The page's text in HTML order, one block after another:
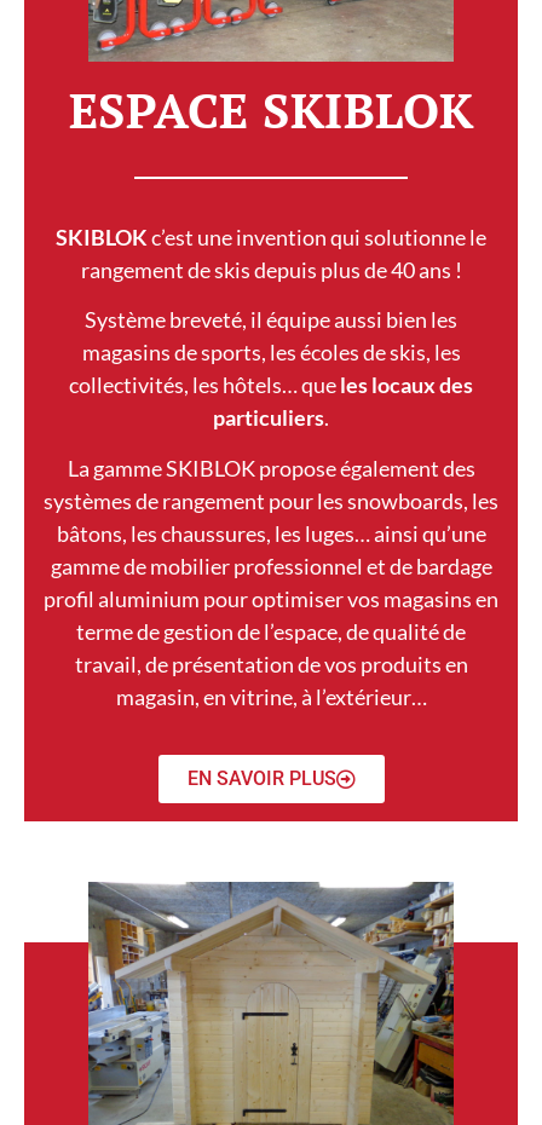
ESPACE SKIBLOK
SKIBLOKc’est une invention qui solutionne le
rangement de skis depuis plus de 40 ans !
Système breveté, il équipe aussi bien les
magasins de sports, les écoles de skis, les
collectivités, les hôtels… queles locauxdes
particuliers.
La gamme SKIBLOK propose également des
systèmes de rangement pour les snowboards, les
bâtons, les chaussures, les luges… ainsi qu’une
gamme de mobilier professionnel et de bardage
profil aluminium pour optimiser vos magasins en
terme de gestion de l’espace, de qualité de
travail, de présentation de vos produits en
magasin, en vitrine, à l’extérieur…
EN SAVOIR PLUS